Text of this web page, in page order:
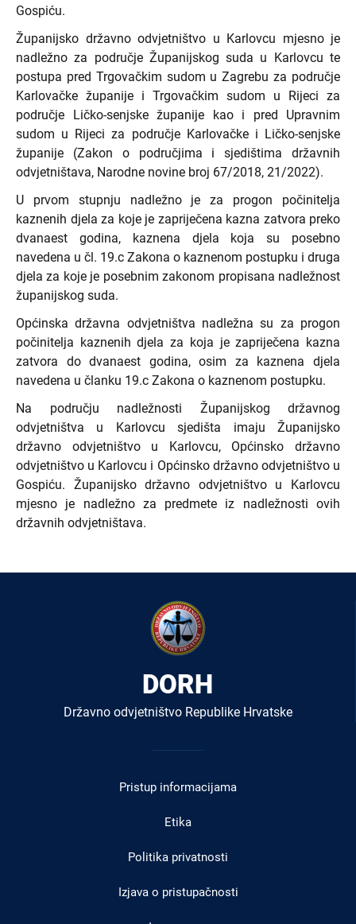
Gospiću.
Županijsko državno odvjetništvo u Karlovcu mjesno je
nadležno za područje Županijskog suda u Karlovcu te
postupa pred Trgovačkim sudom u Zagrebu za područje
Karlovačke županije i Trgovačkim sudom u Rijeci za
područje Ličko-senjske županije kao i pred Upravnim
sudom u Rijeci za područje Karlovačke i Ličko-senjske
županije (Zakon o područjima i sjedištima državnih
odvjetništava, Narodne novine broj 67/2018, 21/2022).
U prvom stupnju nadležno je za progon počinitelja
kaznenih djela za koje je zapriječena kazna zatvora preko
dvanaest godina, kaznena djela koja su posebno
navedena u čl. 19.c Zakona o kaznenom postupku i druga
djela za koje je posebnim zakonom propisana nadležnost
županijskog suda.
Općinska državna odvjetništva nadležna su za progon
počinitelja kaznenih djela za koja je zapriječena kazna
zatvora do dvanaest godina, osim za kaznena djela
navedena u članku 19.c Zakona o kaznenom postupku.
Na području nadležnosti Županijskog državnog
odvjetništva u Karlovcu sjedišta imaju Županijsko
državno odvjetništvo u Karlovcu, Općinsko državno
odvjetništvo u Karlovcu i Općinsko državno odvjetništvo u
Gospiću. Županijsko državno odvjetništvo u Karlovcu
mjesno je nadležno za predmete iz nadležnosti ovih
državnih odvjetništava.
DORH
Državno odvjetništvo Republike Hrvatske
Pristup informacijama
Etika
Politika privatnosti
Izjava o pristupačnosti